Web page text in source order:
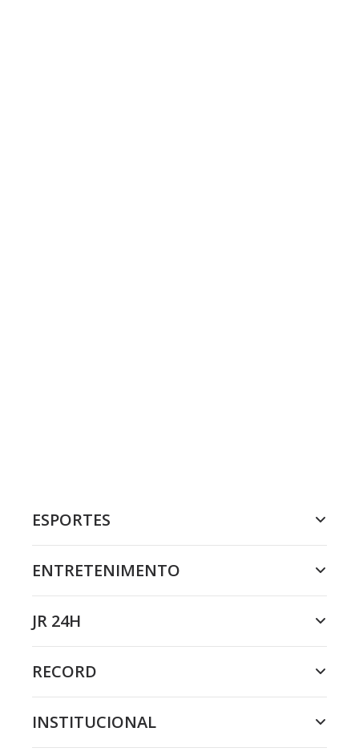
ESPORTES
ENTRETENIMENTO
JR 24H
RECORD
INSTITUCIONAL